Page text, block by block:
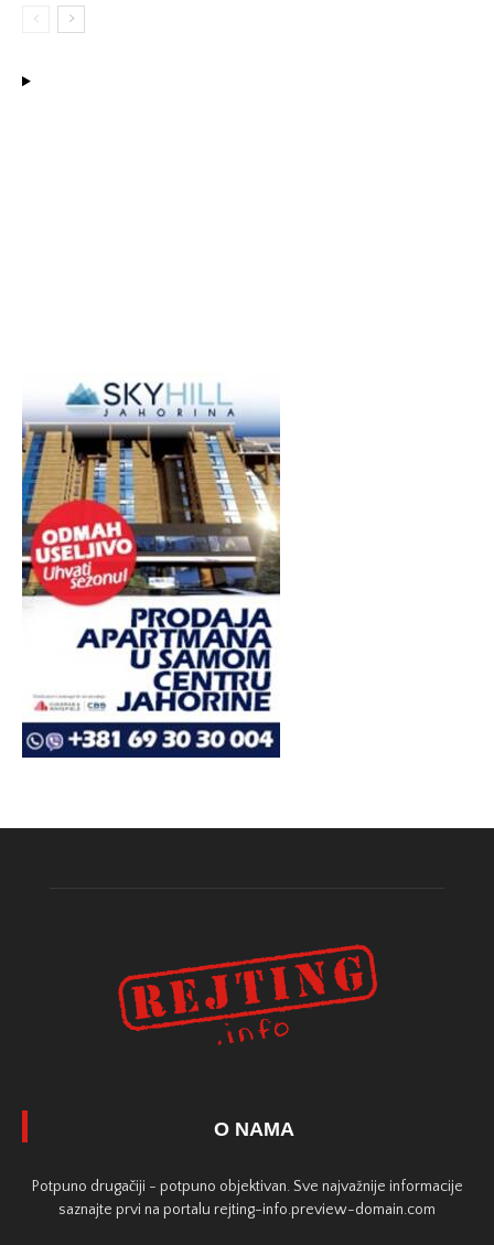
O NAMA
Potpuno drugačiji - potpuno objektivan. Sve najvažnije informacije
saznajte prvi na portalu rejting-info.preview-domain.com